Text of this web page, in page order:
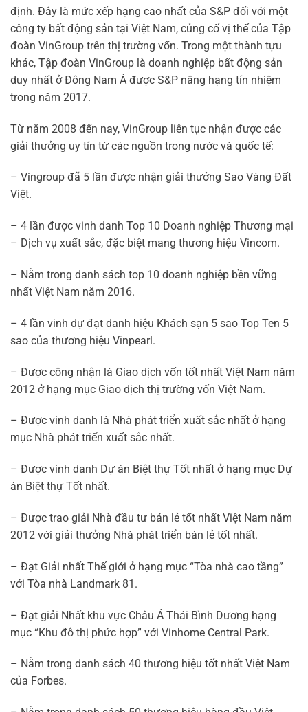
định. Đây là mức xếp hạng cao nhất của S&P đối với một
công ty bất động sản tại Việt Nam, củng cố vị thế của Tập
đoàn VinGroup trên thị trường vốn. Trong một thành tựu
khác, Tập đoàn VinGroup là doanh nghiệp bất động sản
duy nhất ở Đông Nam Á được S&P nâng hạng tín nhiệm
trong năm 2017.
Từ năm 2008 đến nay, VinGroup liên tục nhận được các
giải thưởng uy tín từ các nguồn trong nước và quốc tế:
– Vingroup đã 5 lần được nhận giải thưởng Sao Vàng Đất
Việt.
– 4 lần được vinh danh Top 10 Doanh nghiệp Thương mại
– Dịch vụ xuất sắc, đặc biệt mang thương hiệu Vincom.
– Nằm trong danh sách top 10 doanh nghiệp bền vững
nhất Việt Nam năm 2016.
– 4 lần vinh dự đạt danh hiệu Khách sạn 5 sao Top Ten 5
sao của thương hiệu Vinpearl.
– Được công nhận là Giao dịch vốn tốt nhất Việt Nam năm
2012 ở hạng mục Giao dịch thị trường vốn Việt Nam.
– Được vinh danh là Nhà phát triển xuất sắc nhất ở hạng
mục Nhà phát triển xuất sắc nhất.
– Được vinh danh Dự án Biệt thự Tốt nhất ở hạng mục Dự
án Biệt thự Tốt nhất.
– Được trao giải Nhà đầu tư bán lẻ tốt nhất Việt Nam năm
2012 với giải thưởng Nhà phát triển bán lẻ tốt nhất.
– Đạt Giải nhất Thế giới ở hạng mục “Tòa nhà cao tầng”
với Tòa nhà Landmark 81.
– Đạt giải Nhất khu vực Châu Á Thái Bình Dương hạng
mục “Khu đô thị phức hợp” với Vinhome Central Park.
– Nằm trong danh sách 40 thương hiệu tốt nhất Việt Nam
của Forbes.